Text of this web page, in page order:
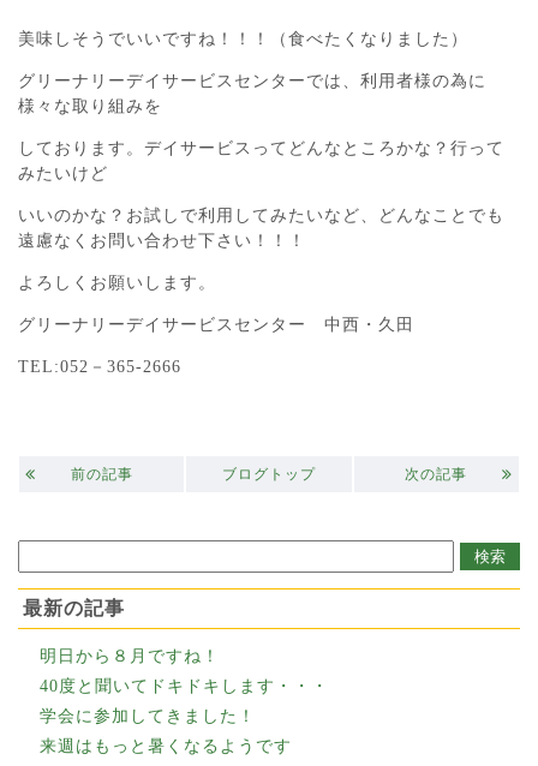
美味しそうでいいですね！！！（食べたくなりました）
グリーナリーデイサービスセンターでは、利用者様の為に
様々な取り組みを
しております。デイサービスってどんなところかな？行って
みたいけど
いいのかな？お試しで利用してみたいなど、どんなことでも
遠慮なくお問い合わせ下さい！！！
よろしくお願いします。
グリーナリーデイサービスセンター 中西・久田
TEL:052－365-2666
前の記事 ブログトップ 次の記事
最新の記事
明日から８月ですね！
40度と聞いてドキドキします・・・
学会に参加してきました！
来週はもっと暑くなるようです